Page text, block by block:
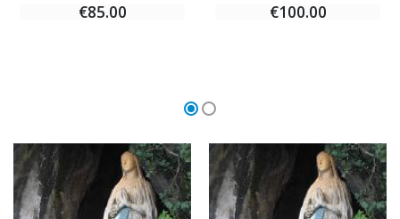
€85.00 €100.00